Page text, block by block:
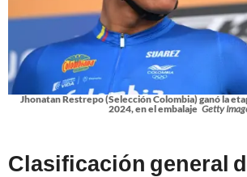
Jhonatan Restrepo (Selección Colombia) ganó la
2024, en el embalaje Getty
Clasificación general